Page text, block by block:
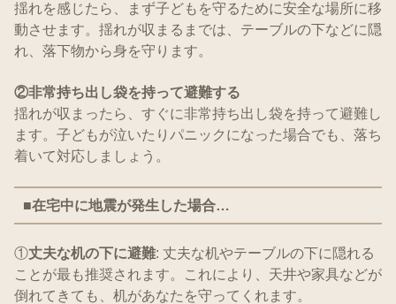
揺れを感じたら、まず子どもを守るために安全な場所に移
動させます。揺れが収まるまでは、テーブルの下などに隠
れ、落下物から身を守ります。
②非常持ち出し袋を持って避難する
揺れが収まったら、すぐに非常持ち出し袋を持って避難し
ます。子どもが泣いたりパニックになった場合でも、落ち
着いて対応しましょう。
■在宅中に地震が発生した場合…
①丈夫な机の下に避難: 丈夫な机やテーブルの下に隠れる
ことが最も推奨されます。これにより、天井や家具などが
倒れてきても、机があなたを守ってくれます。